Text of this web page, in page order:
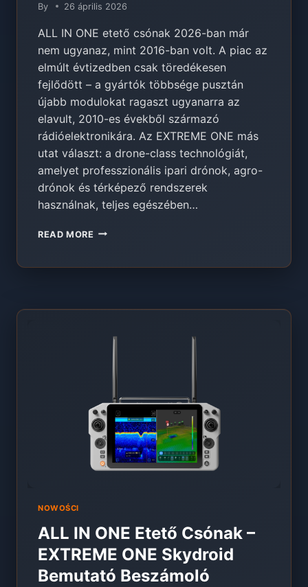
By 26 április 2026
ALL IN ONE etető csónak 2026-ban már
nem ugyanaz, mint 2016-ban volt. A piac az
elmúlt évtizedben csak töredékesen
fejlődött – a gyártók többsége pusztán
újabb modulokat ragaszt ugyanarra az
elavult, 2010-es évekből származó
rádióelektronikára. Az EXTREME ONE más
utat választ: a drone-class technológiát,
amelyet professzionális ipari drónok, agro-
drónok és térképező rendszerek
használnak, teljes egészében…
READ MORE ALL
[DRONE-
SKYDROID
AI
HALRADAR
+
MULTI-
KAMERA
NOWOŚCI
ALL IN ONE Etető Csónak –
EXTREME ONE Skydroid
Bemutató Beszámoló